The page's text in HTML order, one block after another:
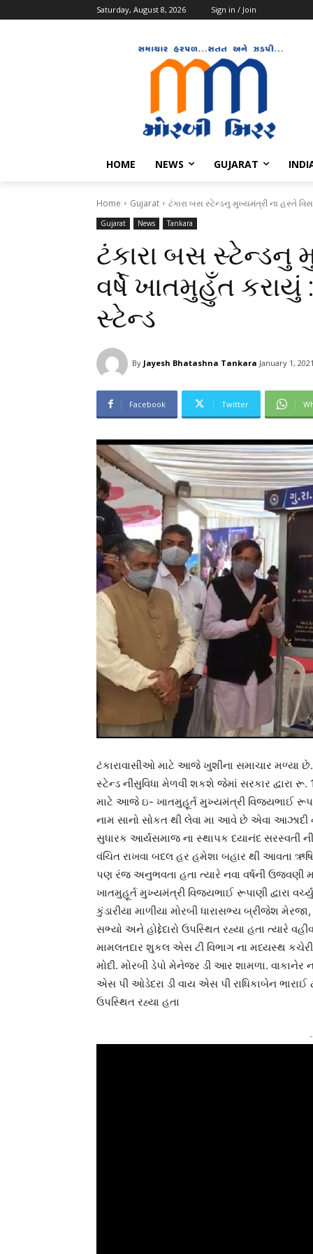
Saturday, August 8, 2026 Sign in / Join
HOME NEWS GUJARAT
Home Gujarat ટંકારા બસ સ્ટેન્ડનુ મુખ્યમંત્રી ના હસ્તે
Gujarat News Tankara
ટંકારા બસ સ્ટેન્ડનુ
વર્ષે ખાતમુહુઁત
સ્ટેન્ડ
By Jayesh Bhatashna Tankara January 1,
Facebook Twitter
ટંકારાવાસીઓ માટે આજે ખુશીના સમાચાર મળ્યા
સ્ટેન્ડ નીંસુવિધા મેળવી શકશે જેમાં સરકાર દ્વારા
માટે આજે ઇ- ખાતમુહૂર્ત મુખ્યમંત્રી વિજયભાઈ
નામ સાનો સોકત થી લેવા મા આવે છે એવા આઝાદી
સુધારક આર્યસમાજ ના સ્થાપક દયાનંદ સરસ્વતી
વંચિત રાખવા બદલ હર હમેશા બહાર થી આવતા
પણ રંજ અનુભવતા હતા ત્યારે નવા વર્ષની ઉજવણી
ખાતમુહૂર્ત મુખ્યમંત્રી વિજયભાઈ રૂપાણી દ્વારા
કુંડારીયા માળીયા મોરબી ધારાસભ્ય બ્રીજેશ
સભ્યો અને હોદ્દેદારો ઉપસ્થિત રહ્યા હતા ત્યારે
મામલતદાર શુકલ એસ ટી વિભાગ ના મધ્યસ્થ
મોદી. મોરબી ડેપો મેનેજર ડી આર શામળા. વાકાનેર
એસ પી ઓડેદરા ડી વાય એસ પી રાધિકાબેન
ઉપસ્થિત રહ્યા હતા